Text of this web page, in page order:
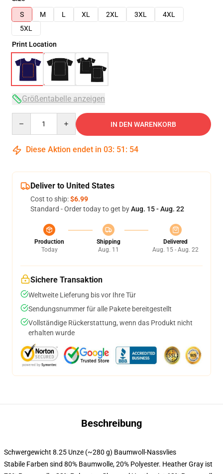
S
M L XL 2XL 3XL
4XL
5XL
Print Location
Größentabelle anzeigen
IN DEN WARENKORB
Diese Aktion endet in 03: 51 : 54
Deliver to United States
Cost to ship:$6.99
Standard - Order today to get byAug. 15 - Aug. 22
Production
Today
Shipping
Aug. 11
Delivered
Aug. 15 - Aug. 22
Sichere Transaktion
Weltweite Lieferung bis vor Ihre Tür
Sendungsnummer für alle Pakete bereitgestellt
Vollständige Rückerstattung, wenn das Produkt nicht
erhalten wurde
Beschreibung
Schwergewicht 8.25 Unze (~280 g) Baumwoll-Nassvlies
Stabile Farben sind 80% Baumwolle, 20% Polyester. Heather Gray ist